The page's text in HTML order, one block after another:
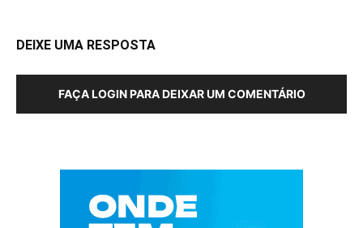
DEIXE UMA RESPOSTA
FAÇA LOGIN PARA DEIXAR UM COMENTÁRIO